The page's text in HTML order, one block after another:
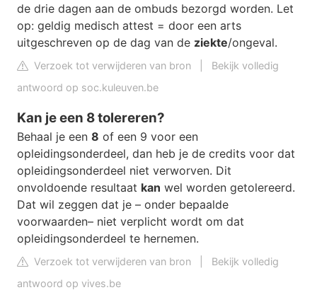
de drie dagen aan de ombuds bezorgd worden. Let
op: geldig medisch attest = door een arts
uitgeschreven op de dag van de ziekte/ongeval.
Verzoek tot verwijderen van bron
Bekijk volledig
antwoord op soc.kuleuven.be
Kan je een 8 tolereren?
Behaal je een 8 of een 9 voor een
opleidingsonderdeel, dan heb je de credits voor dat
opleidingsonderdeel niet verworven. Dit
onvoldoende resultaat kan wel worden getolereerd.
Dat wil zeggen dat je – onder bepaalde
voorwaarden– niet verplicht wordt om dat
opleidingsonderdeel te hernemen.
Verzoek tot verwijderen van bron
Bekijk volledig
antwoord op vives.be